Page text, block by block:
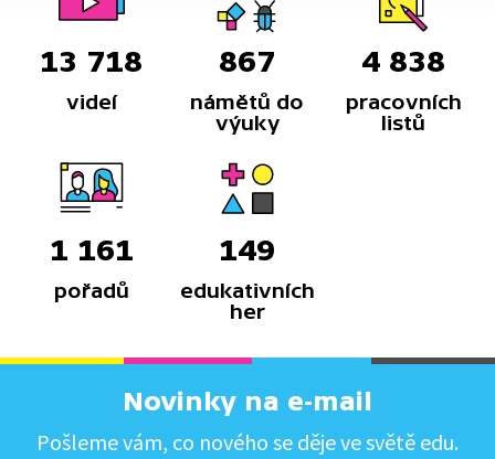
13 718
videí
867
námětů do
výuky
4 838
pracovních
listů
1 161
pořadů
149
edukativních
her
Novinky na e-mail
Pošleme vám, co nového se děje ve světě edu.